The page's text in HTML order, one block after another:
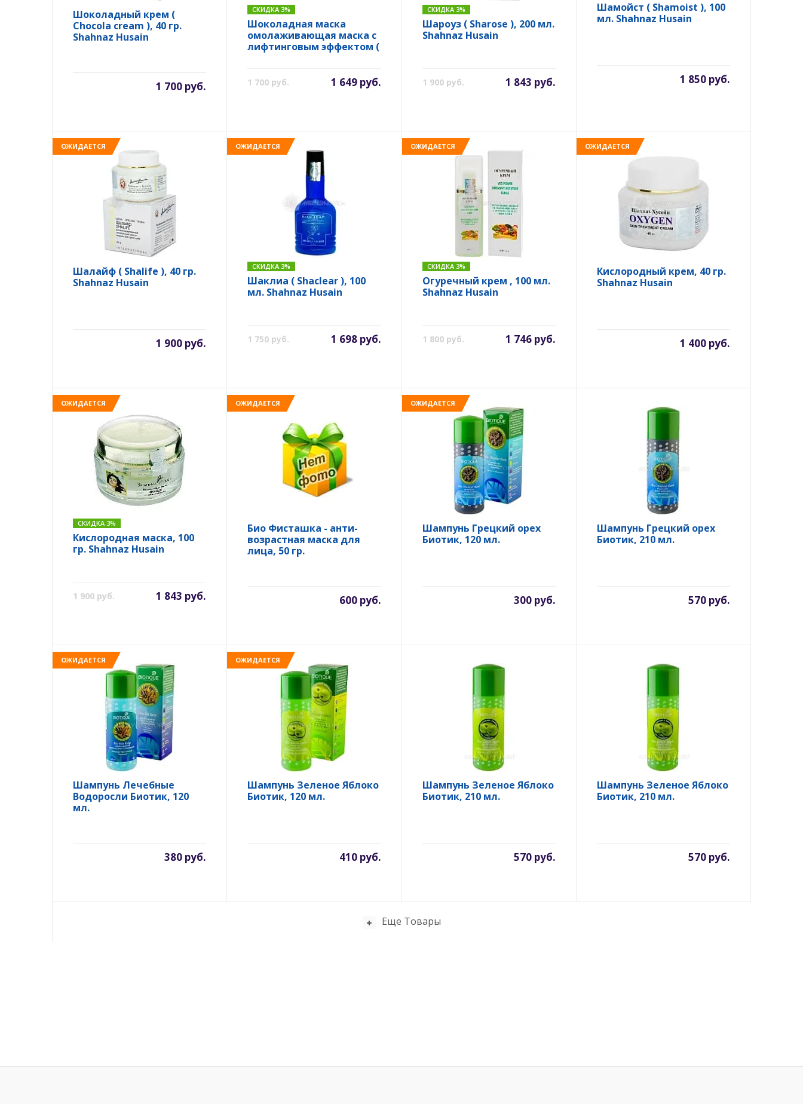
Шоколадный крем (
Chocola cream ), 40 гр.
Shahnaz Husain
1 700 руб.
СКИДКА 3%
Шоколадная маска
омолаживающая маска с
лифтинговым эффектом (
1 700 руб. 1 649 руб.
СКИДКА 3%
Шароуз ( Sharose ), 200 мл.
Shahnaz Husain
1 900 руб. 1 843 руб.
Шамойст ( Shamoist ), 100
мл. Shahnaz Husain
1 850 руб.
ОЖИДАЕТСЯ
Шалайф ( Shalife ), 40 гр.
Shahnaz Husain
1 900 руб.
ОЖИДАЕТСЯ
СКИДКА 3%
Шаклиа ( Shaclear ), 100
мл. Shahnaz Husain
1 750 руб. 1 698 руб.
ОЖИДАЕТСЯ
СКИДКА 3%
Огуречный крем , 100 мл.
Shahnaz Husain
1 800 руб. 1 746 руб.
ОЖИДАЕТСЯ
Кислородный крем, 40 гр.
Shahnaz Husain
1 400 руб.
ОЖИДАЕТСЯ
СКИДКА 3%
Кислородная маска, 100
гр. Shahnaz Husain
1 900 руб. 1 843 руб.
ОЖИДАЕТСЯ
Био Фисташка - анти-
возрастная маска для
лица, 50 гр.
600 руб.
ОЖИДАЕТСЯ
Шампунь Грецкий орех
Биотик, 120 мл.
300 руб.
Шампунь Грецкий орех
Биотик, 210 мл.
570 руб.
ОЖИДАЕТСЯ
Шампунь Лечебные
Водоросли Биотик, 120
мл.
380 руб.
ОЖИДАЕТСЯ
Шампунь Зеленое Яблоко
Биотик, 120 мл.
410 руб.
Шампунь Зеленое Яблоко
Биотик, 210 мл.
570 руб.
Шампунь Зеленое Яблоко
Биотик, 210 мл.
570 руб.
Еще Товары